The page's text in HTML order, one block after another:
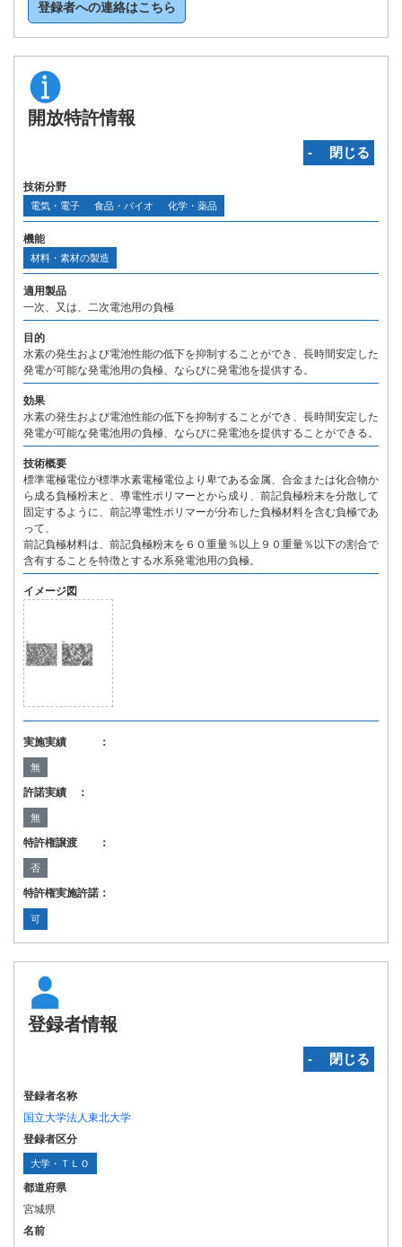
登録者への連絡はこちら
開放特許情報
‐ 閉じる
技術分野
電気・電子 食品・バイオ 化学・薬品
機能
材料・素材の製造
適用製品
一次、又は、二次電池用の負極
目的
水素の発生および電池性能の低下を抑制することができ、長時間安定した
発電が可能な発電池用の負極、ならびに発電池を提供する。
効果
水素の発生および電池性能の低下を抑制することができ、長時間安定した
発電が可能な発電池用の負極、ならびに発電池を提供することができる。
技術概要
標準電極電位が標準水素電極電位より卑である金属、合金または化合物か
ら成る負極粉末と、導電性ポリマーとから成り、前記負極粉末を分散して
固定するように、前記導電性ポリマーが分布した負極材料を含む負極であ
って、
前記負極材料は、前記負極粉末を６０重量％以上９０重量％以下の割合で
含有することを特徴とする水系発電池用の負極。
イメージ図
実施実績 ：
無
許諾実績 ：
無
特許権譲渡 ：
否
特許権実施許諾：
可
登録者情報
‐ 閉じる
登録者名称
国立大学法人東北大学
登録者区分
大学・ＴＬＯ
都道府県
宮城県
名前